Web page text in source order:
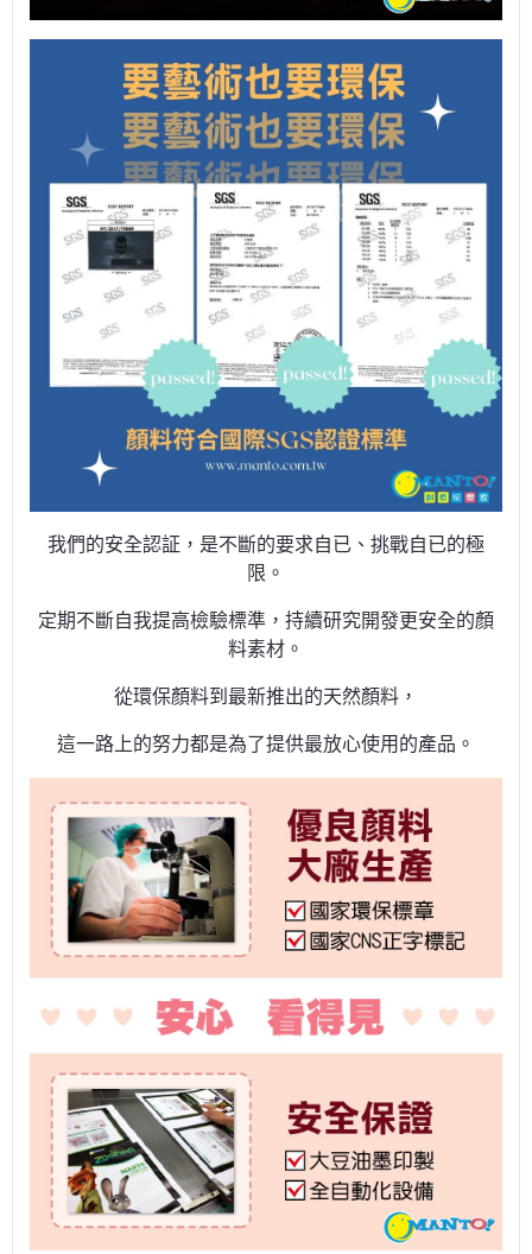
我們的安全認証，是不斷的要求自已、挑戰自已的極
限。
定期不斷自我提高檢驗標準，持續研究開發更安全的顏
料素材。
從環保顏料到最新推出的天然顏料，
這一路上的努力都是為了提供最放心使用的產品。